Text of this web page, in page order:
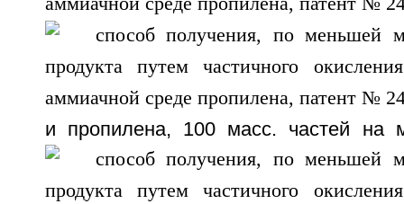
и пропилена, 100 масс. частей на